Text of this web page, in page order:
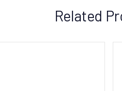
Related